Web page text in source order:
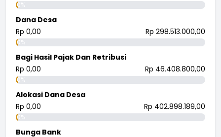
0%
Dana Desa
Rp 0,00
Rp 298.513.000,00
0%
Bagi Hasil Pajak Dan Retribusi
Rp 0,00
Rp 46.408.800,00
0%
Alokasi Dana Desa
Rp 0,00
Rp 402.898.189,00
0%
Bunga Bank